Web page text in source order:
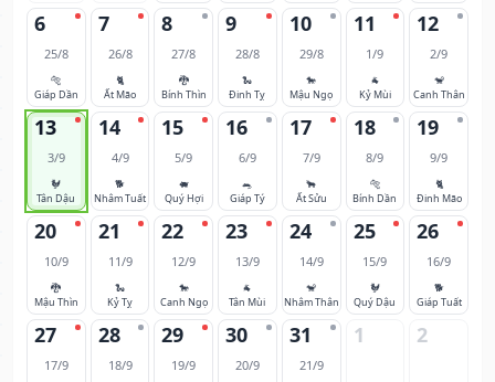
6
25/8
🐅
Giáp Dần
7
26/8
🐈
Ất Mão
8
27/8
🐉
Bính Thìn
9
28/8
🐍
Đinh Tỵ
10
29/8
🐎
Mậu Ngọ
11
1/9
🐐
Kỷ Mùi
12
2/9
🐒
Canh Thân
13
3/9
🐓
Tân Dậu
14
4/9
🐕
Nhâm Tuất
15
5/9
🐖
Quý Hợi
16
6/9
🐀
Giáp Tý
17
7/9
🐂
Ất Sửu
18
8/9
🐅
Bính Dần
19
9/9
🐈
Đinh Mão
20
10/9
🐉
Mậu Thìn
21
11/9
🐍
Kỷ Tỵ
22
12/9
🐎
Canh Ngọ
23
13/9
🐐
Tân Mùi
24
14/9
🐒
Nhâm Thân
25
15/9
🐓
Quý Dậu
26
16/9
🐕
Giáp Tuất
27
17/9
28
18/9
29
19/9
30
20/9
31
21/9
1 2